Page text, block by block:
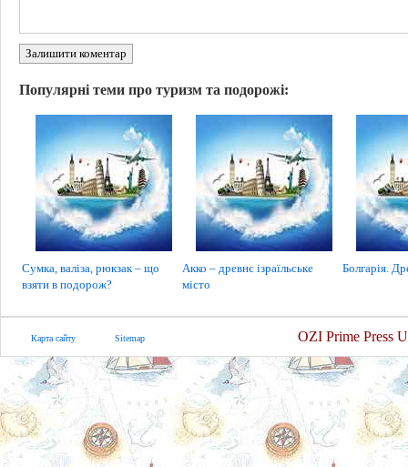
Залишити коментар
Популярні теми про туризм та подорожі:
Сумка, валіза, рюкзак – що
взяти в подорож?
Акко – древнє ізраїльське
місто
Болгарія.
Карта сайту Sitemap OZI Prime Press